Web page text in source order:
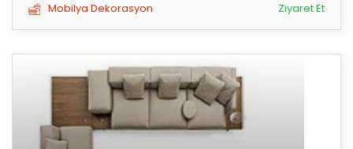
Mobilya Dekorasyon Ziyaret Et